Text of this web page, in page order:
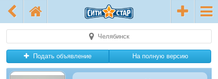
Челябинск
Подать объявление На полную версию